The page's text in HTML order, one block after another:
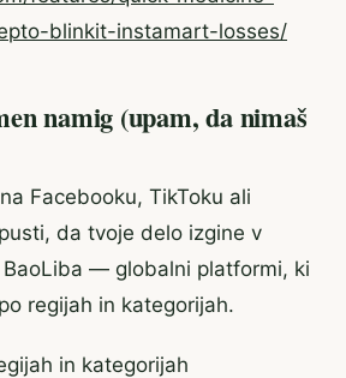
blinkit-instamart-losses/
namig (upam, da nimaš
Facebooku, TikToku ali
da tvoje delo izgine v
— globalni platformi, ki
regijah in kategorijah.
in kategorijah